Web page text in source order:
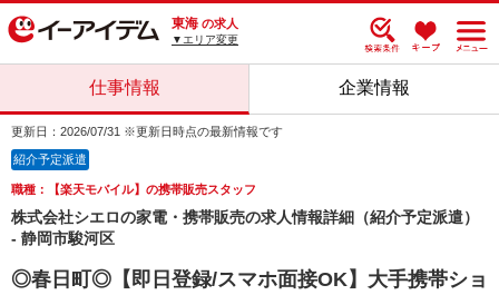
東海 の求人
▼エリア変更
仕事情報 企業情報
更新日：2026/07/31 ※更新日時点の最新情報です
紹介予定派遣
職種：【楽天モバイル】の携帯販売スタッフ
株式会社シエロの家電・携帯販売の求人情報詳細（紹介予定派遣）
- 静岡市駿河区
◎春日町◎【即日登録/スマホ面接OK】大手携帯ショ